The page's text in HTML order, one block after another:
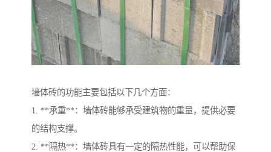
墙体砖的功能主要包括以下几个方面：
1. **承重**：墙体砖能够承受建筑物的重量，提供必要
的结构支撑。
2. **隔热**：墙体砖具有一定的隔热性能，可以帮助保